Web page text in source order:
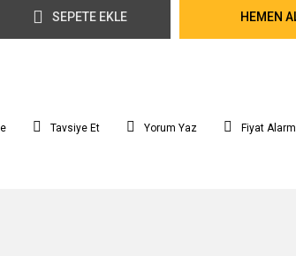
SEPETE EKLE HEMEN
Tavsiye Et Yorum Yaz Fiyat